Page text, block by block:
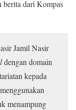
berita dari Kompas
Jamil Nasir
dengan domain
kepada
menampung